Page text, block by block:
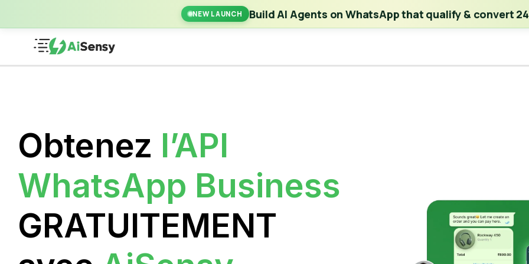
NEW LAUNCH Build AI Agents on WhatsApp that qualify & convert
New Launch | Build AI Agents on WhatsApp that qualify & convert 24/7
Obtenez l’API
WhatsApp Business
GRATUITEMENT